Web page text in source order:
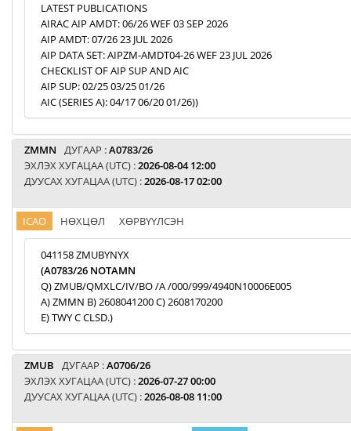
LATEST PUBLICATIONS
AIRAC AIP AMDT: 06/26 WEF 03 SEP 2026
AIP AMDT: 07/26 23 JUL 2026
AIP DATA SET: AIPZM-AMDT04-26 WEF 23 JUL 2026
CHECKLIST OF AIP SUP AND AIC
AIP SUP: 02/25 03/25 01/26
AIC (SERIES A): 04/17 06/20 01/26))
ZMMN ДУГААР :A0783/26
ЭХЛЭХ ХУГАЦАА (UTC) :2026-08-04 12:00
ДУУСАХ ХУГАЦАА (UTC) :2026-08-17 02:00
ICAO НӨХЦӨЛ ХӨРВҮҮЛСЭН
041158 ZMUBYNYX
(A0783/26 NOTAMN
Q) ZMUB/QMXLC/IV/BO /A /000/999/4940N10006E005
A) ZMMN B) 2608041200 C) 2608170200
E) TWY C CLSD.)
ZMUB ДУГААР :A0706/26
ЭХЛЭХ ХУГАЦАА (UTC) :2026-07-27 00:00
ДУУСАХ ХУГАЦАА (UTC) :2026-08-08 11:00